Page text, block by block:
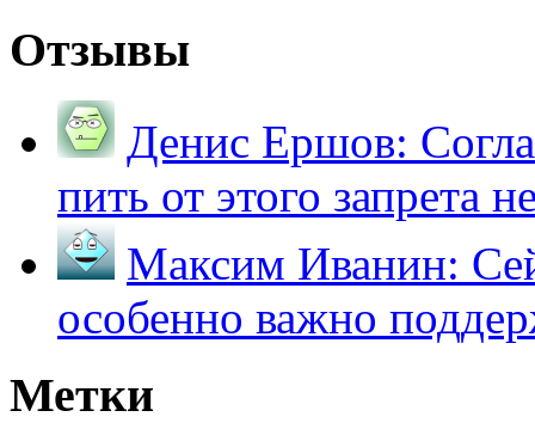
Отзывы
Денис Ершов:
пить от этого запрета
Максим Иванин:
особенно важно
Метки